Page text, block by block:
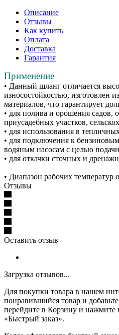
Описание
Отзывы
Как купить
Оплата
Доставка
Гарантия
Применение
• Данный шланг отличается
износостойкостью, изготовлен
материалов, что гарантирует
• для полива и орошения садов,
приусадебных участков,
• для использования в
• для подключения к
водяным насосам с целью
• для откачки сточных и
• Диапазон рабочих температур
Отзывы
Оставить отзыв
Загрузка отзывов...
Для покупки товара в нашем
понравившийся товар и
перейдите в Корзину и нажмите
«Быстрый заказ».